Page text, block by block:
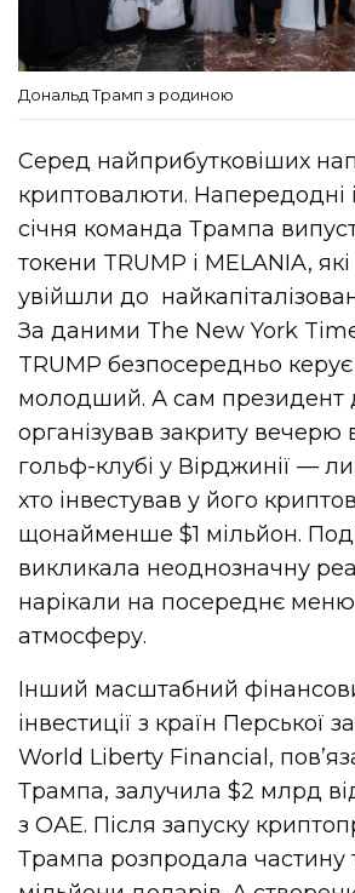
Дональд Трамп з родиною
Серед найприбутковіших
криптовалюти. Напередодні
січня команда Трампа
токени TRUMP і MELANIA,
увійшли до
За даними The New York
TRUMP безпосередньо
молодший. А сам президент
організував закриту вечерю
гольф-клубі у Вірджинії —
хто інвестував у його
щонайменше $1 мільйон.
викликала неоднозначну
нарікали на посереднє
атмосферу.
Інший масштабний
інвестиції з країн Перської
World Liberty Financial,
Трампа, залучила $2 млрд
з ОАЕ. Після запуску
Трампа розпродала частину